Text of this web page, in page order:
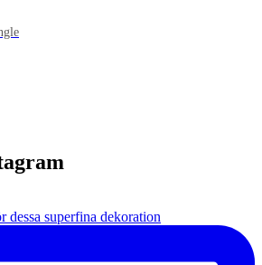
superfina dekoration